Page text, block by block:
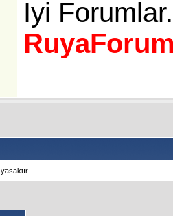
İyi Forumlar.
yasaktır